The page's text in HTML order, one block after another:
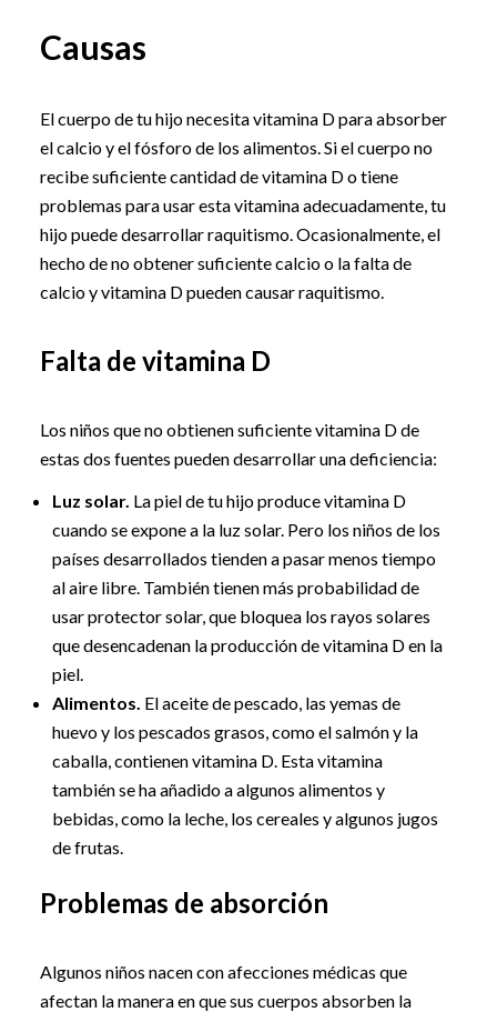
Causas
El cuerpo de tu hijo necesita vitamina D para absorber
el calcio y el fósforo de los alimentos. Si el cuerpo no
recibe suficiente cantidad de vitamina D o tiene
problemas para usar esta vitamina adecuadamente, tu
hijo puede desarrollar raquitismo. Ocasionalmente, el
hecho de no obtener suficiente calcio o la falta de
calcio y vitamina D pueden causar raquitismo.
Falta de vitamina D
Los niños que no obtienen suficiente vitamina D de
estas dos fuentes pueden desarrollar una deficiencia:
Luz solar. La piel de tu hijo produce vitamina D
cuando se expone a la luz solar. Pero los niños de los
países desarrollados tienden a pasar menos tiempo
al aire libre. También tienen más probabilidad de
usar protector solar, que bloquea los rayos solares
que desencadenan la producción de vitamina D en la
piel.
Alimentos. El aceite de pescado, las yemas de
huevo y los pescados grasos, como el salmón y la
caballa, contienen vitamina D. Esta vitamina
también se ha añadido a algunos alimentos y
bebidas, como la leche, los cereales y algunos jugos
de frutas.
Problemas de absorción
Algunos niños nacen con afecciones médicas que
afectan la manera en que sus cuerpos absorben la